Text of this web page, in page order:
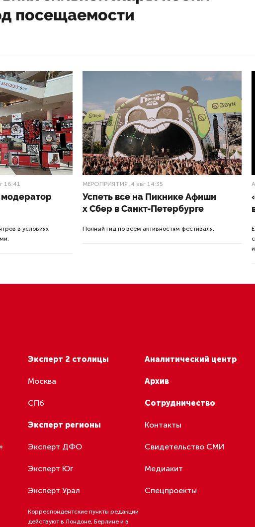
посещаемости
более 10 тысяч человек посетили пляж
в Курортном районе Санкт-Петербурга,
рекордным показателем, сообщает
пресс-служба городской
выходные зафиксирован абсолютный рекорд посещения пляжа
Курортном районе. По информации ГБУ „Курортный берег“,
и гостей города посетили в субботу, 26 июля, пляж
— указано в сообщении.
вывезено четыре грузовика бытовых отходов. На пляже также
безопасности. Помимо стационарной спасательной станции
году здесь втрое расширили мангальную зону, построили
на Вологодчине
и Белое» приостановило